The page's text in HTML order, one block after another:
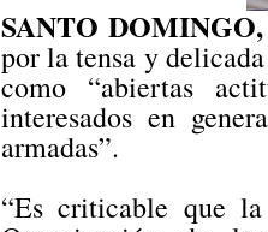
SANTO
por la tensa y
como “abiertas
interesados en
armadas”.
“Es criticable que